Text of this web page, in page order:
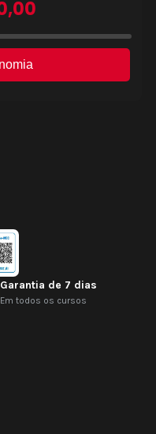
Garantia de 7 dias
Em todos os cursos